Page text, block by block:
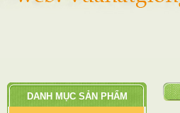
DANH MỤC SẢN PHẨM